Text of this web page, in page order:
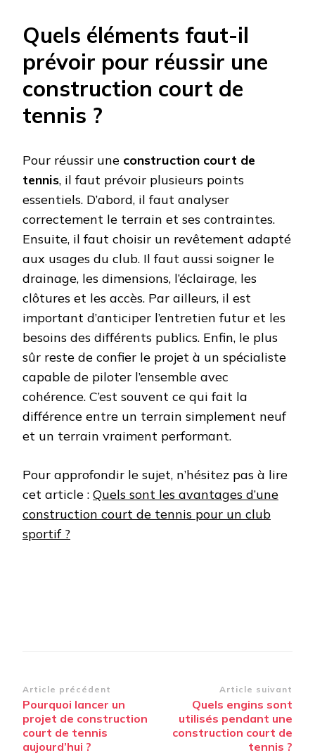
Quels éléments faut-il
prévoir pour réussir une
construction court de
tennis ?
Pour réussir une construction court de
tennis, il faut prévoir plusieurs points
essentiels. D’abord, il faut analyser
correctement le terrain et ses contraintes.
Ensuite, il faut choisir un revêtement adapté
aux usages du club. Il faut aussi soigner le
drainage, les dimensions, l’éclairage, les
clôtures et les accès. Par ailleurs, il est
important d’anticiper l’entretien futur et les
besoins des différents publics. Enfin, le plus
sûr reste de confier le projet à un spécialiste
capable de piloter l’ensemble avec
cohérence. C’est souvent ce qui fait la
différence entre un terrain simplement neuf
et un terrain vraiment performant.
Pour approfondir le sujet, n’hésitez pas à lire
cet article : Quels sont les avantages d’une
construction court de tennis pour un club
sportif ?
Navigation
d’article
Article précédent
Pourquoi lancer un
projet de construction
court de tennis
aujourd’hui ?
Article suivant
Quels engins sont
utilisés pendant une
construction court de
tennis ?